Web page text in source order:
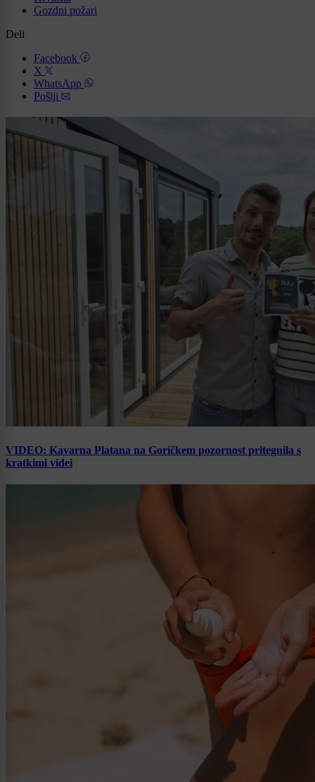
Gozdni požari
Deli
Facebook
X
WhatsApp
Pošlji
VIDEO: Kavarna Platana na Goričkem pozornost pritegnila s
kratkimi videi